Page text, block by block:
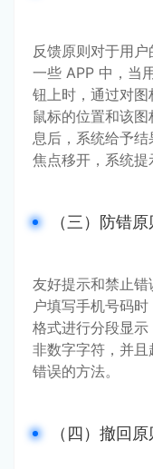
反馈原则对于用
一些 APP 中，当
钮上时，通过对
鼠标的位置和该
息后，系统给予
焦点移开，系统提
（三）防错原
友好提示和禁止
户填写手机号码
格式进行分段显
非数字字符，并且
错误的方法。
（四）撤回原